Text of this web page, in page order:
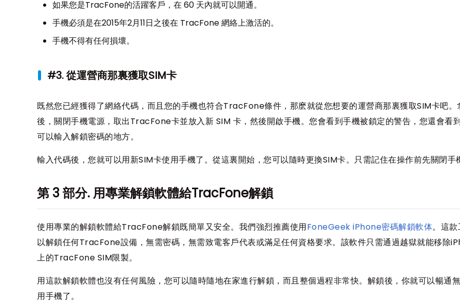
如果您是TracFone的活躍客戶，在 60 天內就可以開通。
手機必須是在2015年2月11日之後在 TracFone 網絡上激活的。
手機不得有任何損壞。
#3. 從運營商那裏獲取SIM卡
既然您已經獲得了網絡代碼，而且您的手機也符合TracFone條件，那麽就從您想要的運營商那裏獲取SIM卡吧。
後，關閉手機電源，取出TracFone卡並放入新 SIM 卡，然後開啟手機。您會看到手機被鎖定的警告，您還會看
可以輸入解鎖密碼的地方。
輸入代碼後，您就可以用新SIM卡使用手機了。從這裏開始，您可以隨時更換SIM卡。只需記住在操作前先關閉手
第 3 部分. 用專業解鎖軟體給TracFone解鎖
使用專業的解鎖軟體給TracFone解鎖既簡單又安全。我們強烈推薦使用FoneGeek iPhone密碼解鎖軟体。這
以解鎖任何TracFone設備，無需密碼，無需致電客戶代表或滿足任何資格要求。該軟件只需通過越獄就能移除
上的TracFone SIM限製。
用這款解鎖軟體也沒有任何風險，您可以隨時隨地在家進行解鎖，而且整個過程非常快。解鎖後，你就可以暢通
用手機了。